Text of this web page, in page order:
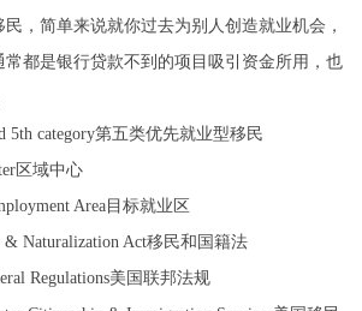
简单来说就你过去为别人创造就业机会，
常都是银行贷款不到的项目吸引资金所用，也
category第五类优先就业型移民
区域中心
Area目标就业区
Act移民和国籍法
Regulations美国联邦法规